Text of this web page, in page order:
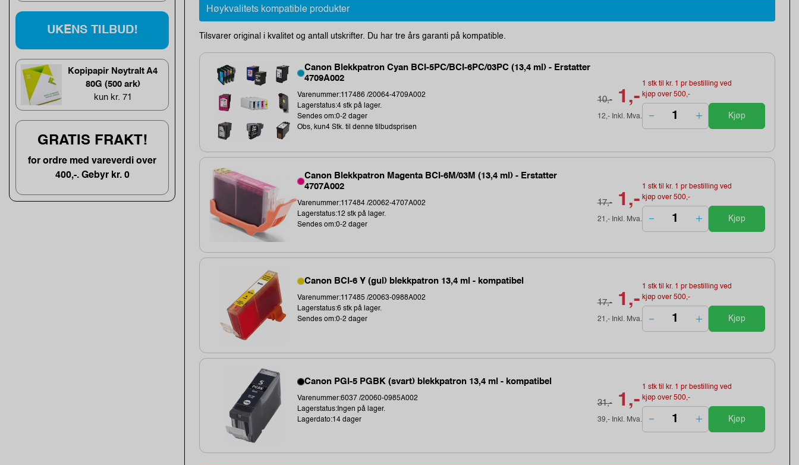
UKENS TILBUD!
Kopipapir Nøytralt A4
80G (500 ark)
kun kr. 71
GRATIS FRAKT!
for ordre med vareverdi over
400,-. Gebyr kr. 0
Høykvalitets kompatible produkter
Tilsvarer original i kvalitet og antall utskrifter. Du har tre års garanti på kompatible.
Canon Blekkpatron Cyan BCI-5PC/BCI-6PC/03PC (13,4 ml) - Erstatter
4709A002
Varenummer:117486 /20064-4709A002
Lagerstatus:4 stk på lager.
Sendes om:0-2 dager
Obs, kun4 Stk. til denne tilbudsprisen
10,- 1,-
12,- Inkl. Mva.
1 stk til kr. 1 pr bestilling ved
kjøp over 500,-
Kjøp
Canon Blekkpatron Magenta BCI-6M/03M (13,4 ml) - Erstatter
4707A002
Varenummer:117484 /20062-4707A002
Lagerstatus:12 stk på lager.
Sendes om:0-2 dager
17,- 1,-
21,- Inkl. Mva.
1 stk til kr. 1 pr bestilling ved
kjøp over 500,-
Kjøp
Canon BCI-6 Y (gul) blekkpatron 13,4 ml - kompatibel
Varenummer:117485 /20063-0988A002
Lagerstatus:6 stk på lager.
Sendes om:0-2 dager
17,- 1,-
21,- Inkl. Mva.
1 stk til kr. 1 pr bestilling ved
kjøp over 500,-
Kjøp
Canon PGI-5 PGBK (svart) blekkpatron 13,4 ml - kompatibel
Varenummer:6037 /20060-0985A002
Lagerstatus:Ingen på lager.
Lagerdato:14 dager
31,- 1,-
39,- Inkl. Mva.
1 stk til kr. 1 pr bestilling ved
kjøp over 500,-
Kjøp